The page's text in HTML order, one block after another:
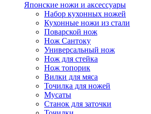
Японские ножи и аксессуары
Набор кухонных ножей
Кухонные ножи из стали
Поварской нож
Нож Сантоку
Универсальный нож
Нож для стейка
Нож топорик
Вилки для мяса
Точилка для ножей
Мусаты
Станок для заточки